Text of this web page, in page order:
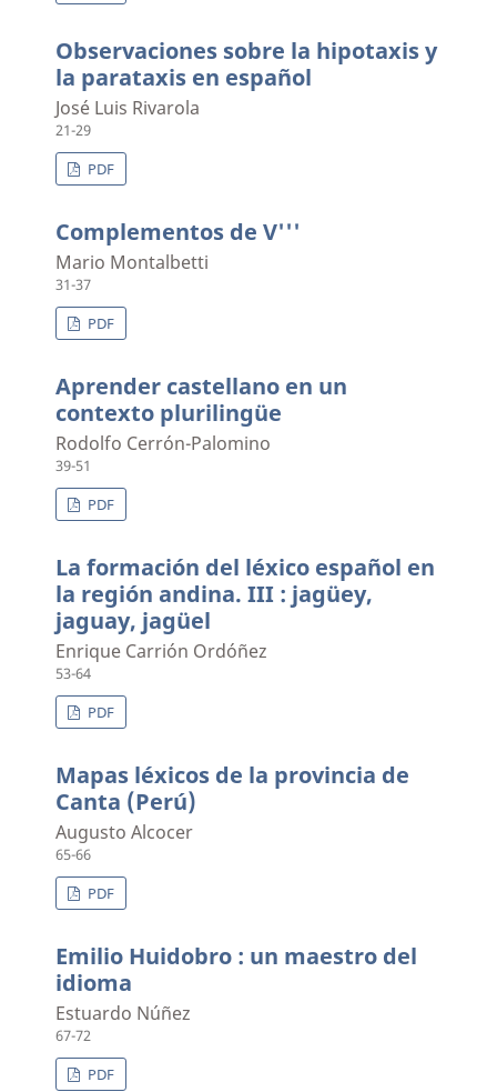
Observaciones sobre la hipotaxis y
la parataxis en español
José Luis Rivarola
21-29
PDF
Complementos de V'''
Mario Montalbetti
31-37
PDF
Aprender castellano en un
contexto plurilingüe
Rodolfo Cerrón-Palomino
39-51
PDF
La formación del léxico español en
la región andina. III : jagüey,
jaguay, jagüel
Enrique Carrión Ordóñez
53-64
PDF
Mapas léxicos de la provincia de
Canta (Perú)
Augusto Alcocer
65-66
PDF
Emilio Huidobro : un maestro del
idioma
Estuardo Núñez
67-72
PDF